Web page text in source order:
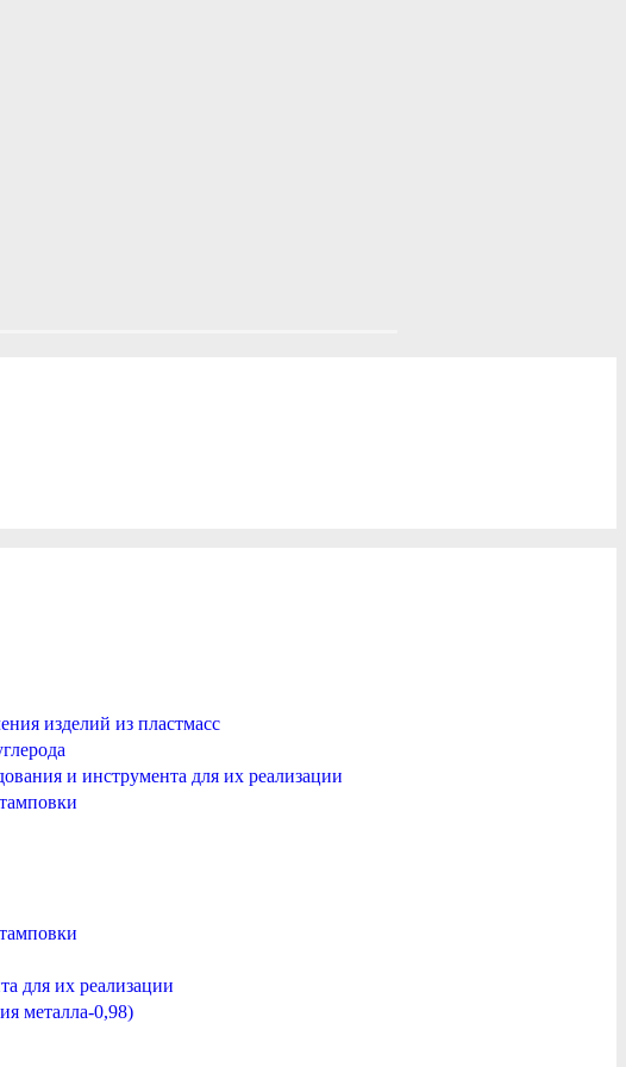
изделий из пластмасс
и инструмента для их реализации
для их реализации
металла-0,98)